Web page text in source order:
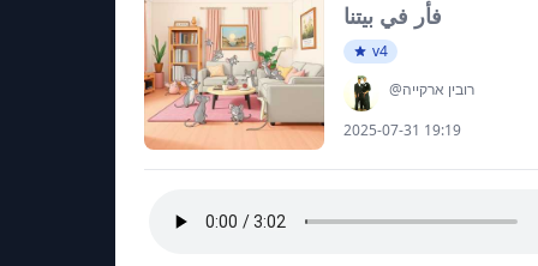
فأر في بيتنا
v4
@רובין ארקייה
2025-07-31 19:19